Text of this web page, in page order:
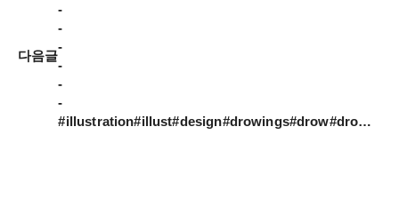
다음글
-
-
-
-
-
-
#illustration#illust#design#drowings#drow#drowingart#artwork#artist#designer#nature#일러스트#아티스트#드로잉#디자이너#소통#힐링#그림스타그램#kidsdesignlife#illustrateddoris